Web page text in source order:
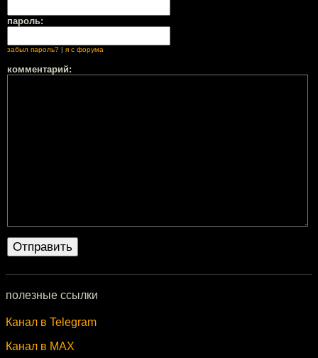
пароль:
забыл пароль? я с форума
комментарий:
полезные ссылки
Канал в Telegram
Канал в MAX